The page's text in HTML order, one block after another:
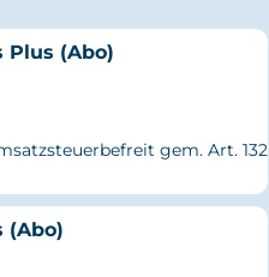
Plus (Abo)
gem. Art. 132
(Abo)